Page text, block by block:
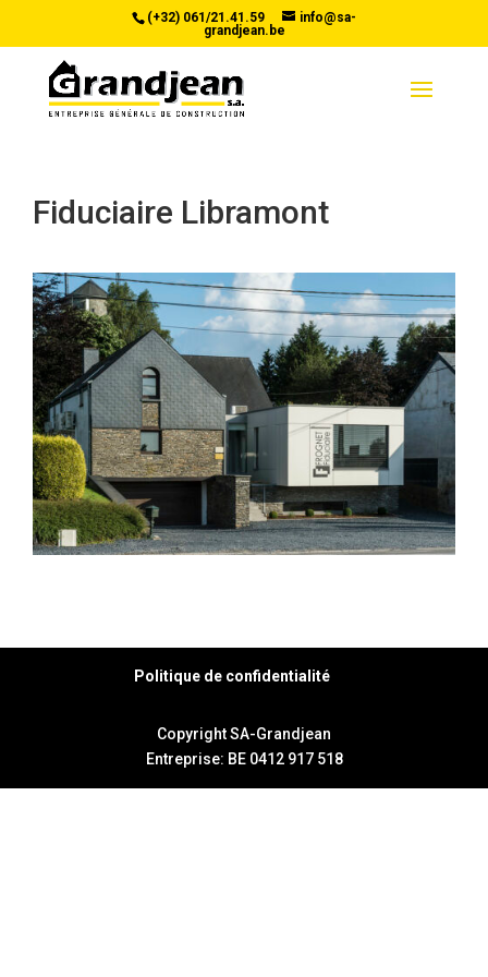
(+32) 061/21.41.59
info@sa-
grandjean.be
Fiduciaire Libramont
Politique de confidentialité
Copyright SA-Grandjean
Entreprise: BE 0412 917 518